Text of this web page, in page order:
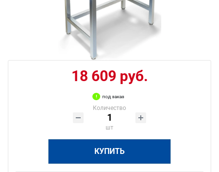
18 609 руб.
под заказ
Количество
шт
КУПИТЬ